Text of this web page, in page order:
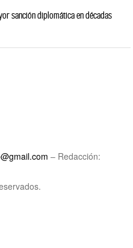
sanción diplomática en décadas
– Redacción: